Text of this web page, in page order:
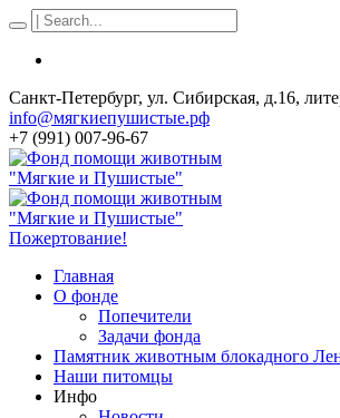
Санкт-Петербург, ул. Сибирская, д.16,
info@мягкиепушистые.рф
+7 (991) 007-96-67
Пожертование!
Главная
О фонде
Попечители
Задачи фонда
Памятник животным блокадного
Наши питомцы
Инфо